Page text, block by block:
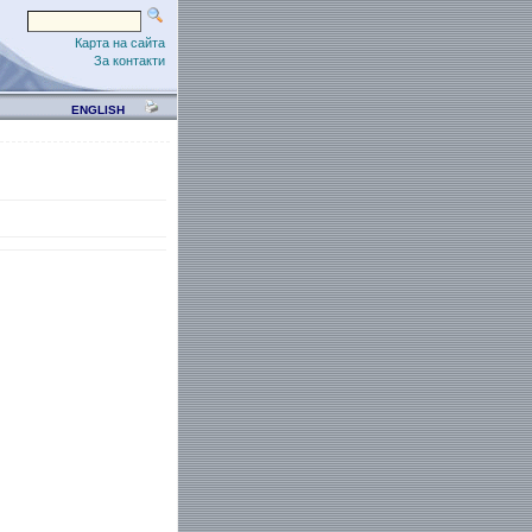
Карта на сайта
За контакти
ENGLISH